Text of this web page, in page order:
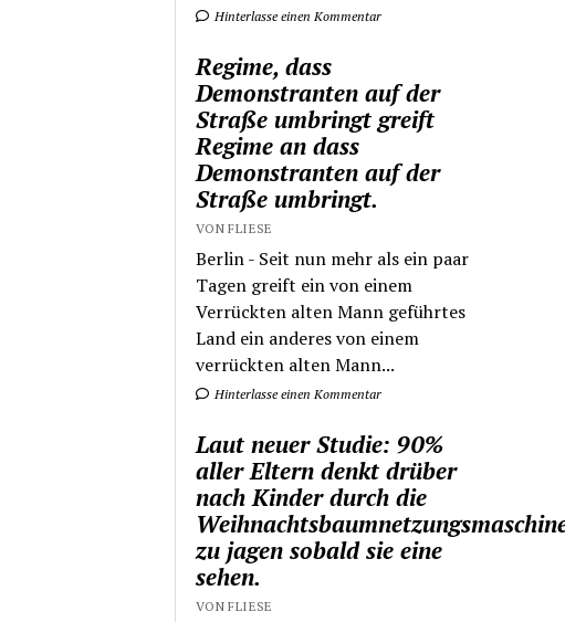
Hinterlasse einen Kommentar
Regime, dass
Demonstranten auf der
Straße umbringt greift
Regime an dass
Demonstranten auf der
Straße umbringt.
VON FLIESE
Berlin - Seit nun mehr als ein paar
Tagen greift ein von einem
Verrückten alten Mann geführtes
Land ein anderes von einem
verrückten alten Mann...
Hinterlasse einen Kommentar
Laut neuer Studie: 90%
aller Eltern denkt drüber
nach Kinder durch die
zu jagen sobald sie eine
sehen.
VON FLIESE